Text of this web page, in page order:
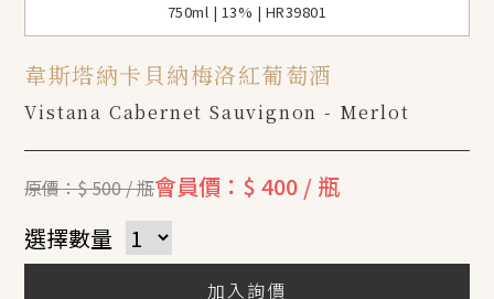
750ml | 13% | HR39801
韋斯塔納卡貝納梅洛紅葡萄酒
Vistana Cabernet Sauvignon - Merlot
原價：$ 500 / 瓶會員價：$ 400 / 瓶
選擇數量
加入詢價